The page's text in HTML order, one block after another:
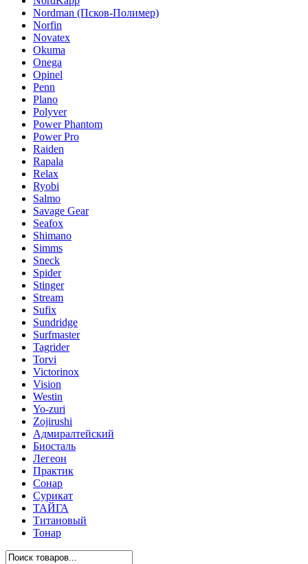
Nordman (Псков-Полимер)
Norfin
Novatex
Okuma
Onega
Opinel
Penn
Plano
Polyver
Power Phantom
Power Pro
Raiden
Rapala
Relax
Ryobi
Salmo
Savage Gear
Seafox
Shimano
Simms
Sneck
Spider
Stinger
Stream
Sufix
Sundridge
Surfmaster
Tagrider
Torvi
Victorinox
Vision
Westin
Yo-zuri
Zojirushi
Адмиралтейский
Биосталь
Легеон
Практик
Сонар
Сурикат
ТАЙГА
Титановый
Тонар